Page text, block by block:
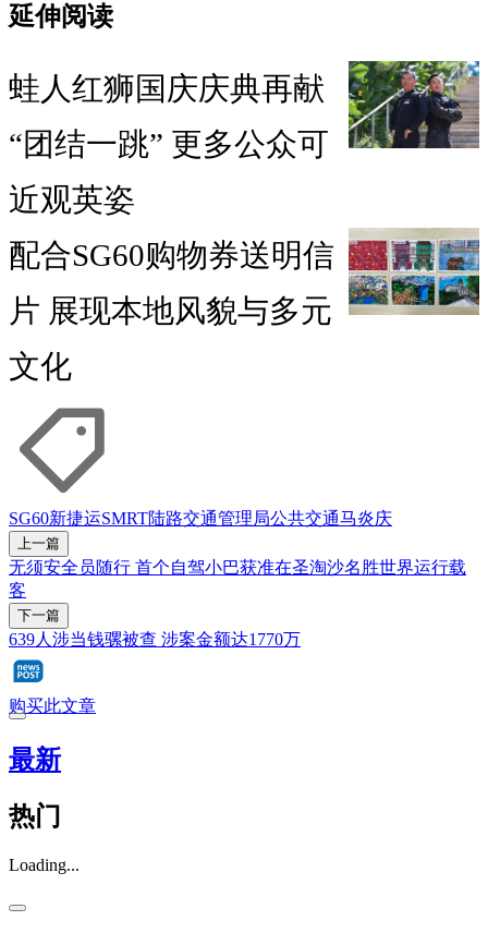
延伸阅读
蛙人红狮国庆庆典再献
“团结一跳” 更多公众可
近观英姿
配合SG60购物券送明信
片 展现本地风貌与多元
文化
SG60新捷运SMRT陆路交通管理局公共交通马炎庆
上一篇
无须安全员随行 首个自驾小巴获准在圣淘沙名胜世界运行载
客
下一篇
639人涉当钱骡被查 涉案金额达1770万
购买此文章
最新
热门
Loading...